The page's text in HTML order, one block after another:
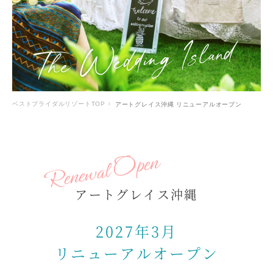
ベストブライダルリゾートTOP アートグレイス沖縄 リニューアルオープン
アートグレイス沖縄
2027年3月
リニューアルオープン